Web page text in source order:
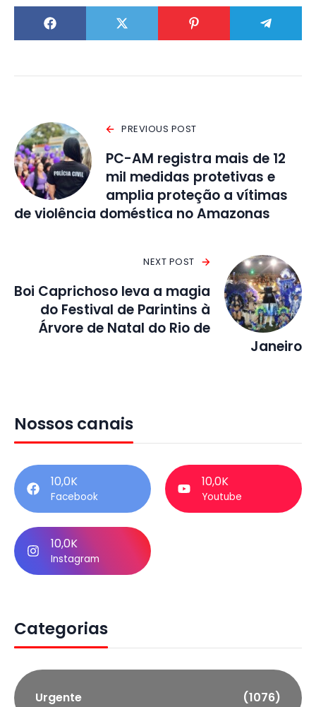
PREVIOUS POST
PC-AM registra mais de 12
mil medidas protetivas e
amplia proteção a vítimas
de violência doméstica no Amazonas
NEXT POST
Boi Caprichoso leva a magia
do Festival de Parintins à
Árvore de Natal do Rio de
Janeiro
Nossos canais
10,0K
Facebook
10,0K
Youtube
10,0K
Instagram
Categorias
Urgente (1076)